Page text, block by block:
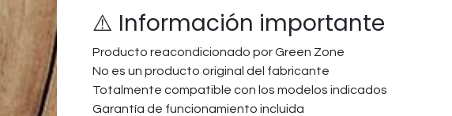
⚠️ Información importante
Producto reacondicionado por Green Zone
No es un producto original del fabricante
Totalmente compatible con los modelos indicados
Garantía de funcionamiento incluida